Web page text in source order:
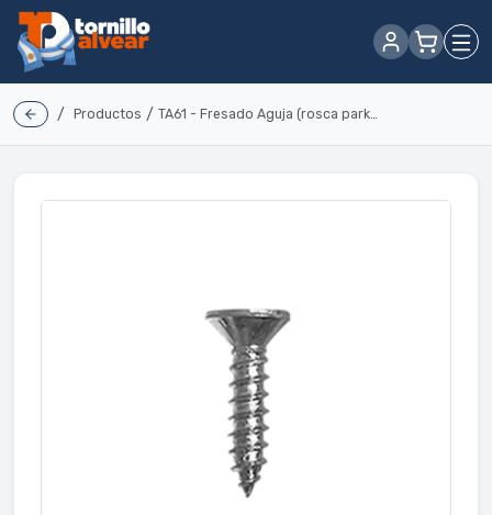
/ Productos / TA61 - Fresado Aguja (rosca parker)